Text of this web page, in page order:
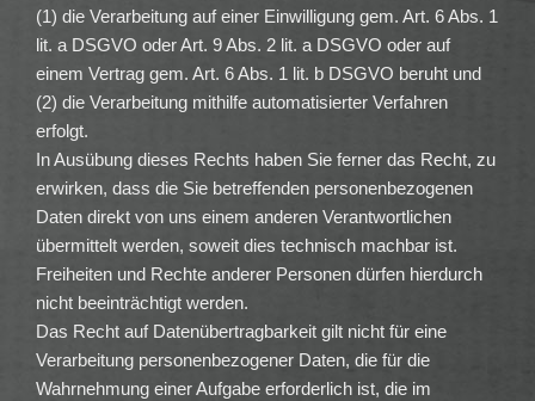
(1) die Verarbeitung auf einer Einwilligung gem. Art. 6 Abs. 1
lit. a DSGVO oder Art. 9 Abs. 2 lit. a DSGVO oder auf
einem Vertrag gem. Art. 6 Abs. 1 lit. b DSGVO beruht und
(2) die Verarbeitung mithilfe automatisierter Verfahren
erfolgt.
In Ausübung dieses Rechts haben Sie ferner das Recht, zu
erwirken, dass die Sie betreffenden personenbezogenen
Daten direkt von uns einem anderen Verantwortlichen
übermittelt werden, soweit dies technisch machbar ist.
Freiheiten und Rechte anderer Personen dürfen hierdurch
nicht beeinträchtigt werden.
Das Recht auf Datenübertragbarkeit gilt nicht für eine
Verarbeitung personenbezogener Daten, die für die
Wahrnehmung einer Aufgabe erforderlich ist, die im